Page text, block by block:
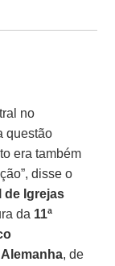
no
questão
era também
disse o
de Igrejas
da 11ª
Alemanha, de